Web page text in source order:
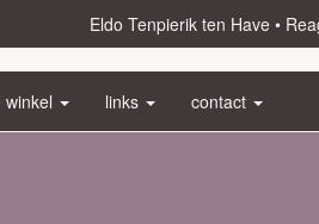
Eldo Tenpierik ten Have
winkel links contact